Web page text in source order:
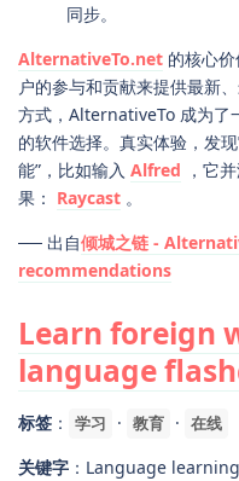
同步。
AlternativeTo.net 的核心
户的参与和贡献来提供最新
方式，AlternativeTo 成为了
的软件选择。真实体验，发
能”，比如输入 Alfred ，它
果： Raycast 。
── 出自倾城之链 -
recommendations
Learn foreign
language
标签 ： 学习 · 教育 · 在线
关键字 ：Language